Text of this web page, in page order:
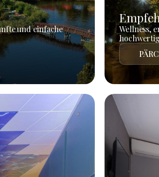
und einfache
Wellness,